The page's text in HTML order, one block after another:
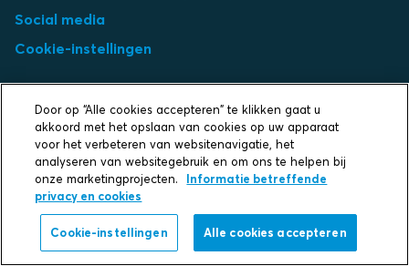
Social media
Cookie-instellingen
Select market
Choose local site
Protecting life and assets
Door op “Alle cookies accepteren” te klikken gaat u
akkoord met het opslaan van cookies op uw apparaat
voor het verbeteren van websitenavigatie, het
analyseren van websitegebruik en om ons te helpen bij
onze marketingprojecten.
Informatie betreffende
privacy en cookies
Cookie-instellingen Alle cookies accepteren